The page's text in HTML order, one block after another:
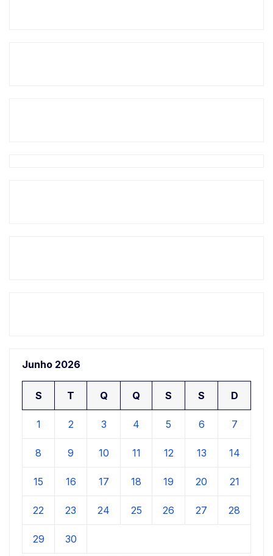
Junho 2026
S T Q Q S S D
1 2 3 4 5 6 7
8 9 10 11 12 13 14
15 16 17 18 19 20 21
22 23 24 25 26 27 28
29 30